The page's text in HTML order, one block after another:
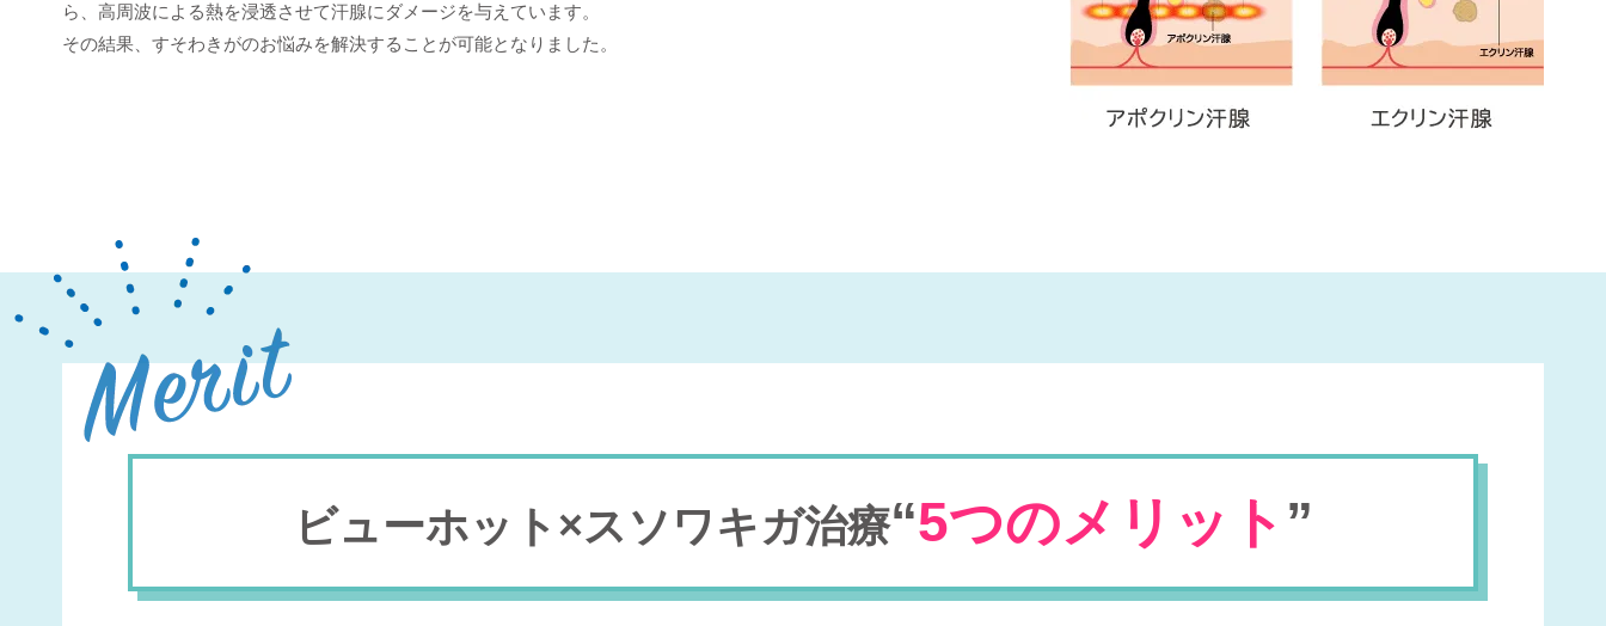
ら、高周波による熱を浸透させて汗腺にダメージを与えています。
その結果、すそわきがのお悩みを解決することが可能となりました。
ビューホット×スソワキガ治療“5つのメリット ”